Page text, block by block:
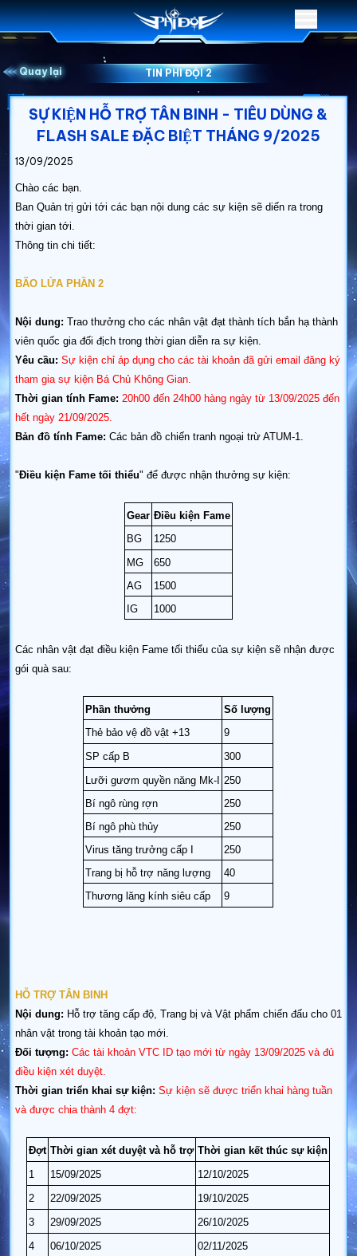
Quay lại TIN PHI ĐỘI 2
SỰ KIỆN HỖ TRỢ TÂN BINH - TIÊU DÙNG &
FLASH SALE ĐẶC BIỆT THÁNG 9/2025
13/09/2025
Chào các bạn.
Ban Quản trị gửi tới các bạn nội dung các sự kiện sẽ diến ra trong
thời gian tới.
Thông tin chi tiết:
BÃO LỬA PHẦN 2
Nội dung: Trao thưởng cho các nhân vật đạt thành tích bắn hạ thành
viên quốc gia đối địch trong thời gian diễn ra sự kiện.
Yêu cầu: Sự kiện chỉ áp dụng cho các tài khoản đã gửi email đăng ký
tham gia sự kiện Bá Chủ Không Gian.
Thời gian tính Fame: 20h00 đến 24h00 hàng ngày từ 13/09/2025 đến
hết ngày 21/09/2025.
Bản đồ tính Fame: Các bản đồ chiến tranh ngoại trừ ATUM-1.
"Điều kiện Fame tối thiểu" để được nhận thưởng sự kiện:
Gear Điều kiện Fame
BG
1250
MG
650
AG
1500
IG
1000
Các nhân vật đạt điều kiện Fame tối thiểu của sự kiện sẽ nhận được
gói quà sau:
Phần thưởng
Số lượng
Thẻ bảo vệ đồ vật +13
9
SP cấp B
300
Lưỡi gươm quyền năng Mk-I
250
Bí ngô rùng rợn
250
Bí ngô phù thủy
250
Virus tăng trưởng cấp I
250
Trang bị hỗ trợ năng lượng
40
Thương lăng kính siêu cấp
9
HỖ TRỢ TÂN BINH
Nội dung: Hỗ trợ tăng cấp độ, Trang bị và Vật phẩm chiến đấu cho 01
nhân vật trong tài khoản tạo mới.
Đối tượng: Các tài khoản VTC ID tạo mới từ ngày 13/09/2025 và đủ
điều kiện xét duyệt.
Thời gian triển khai sự kiện: Sự kiện sẽ được triển khai hàng tuần
và được chia thành 4 đợt:
Đợt Thời gian xét duyệt và hỗ trợ Thời gian kết thúc sự kiện
1
15/09/2025
12/10/2025
2
22/09/2025 19/10/2025
3
29/09/2025 26/10/2025
4
06/10/2025 02/11/2025